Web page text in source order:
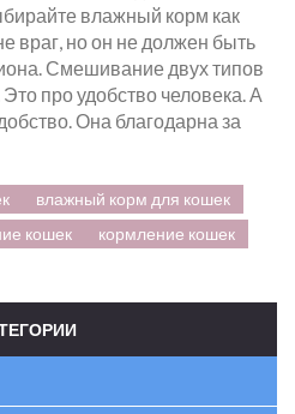
влажный корм как
враг, но он не должен быть
Смешивание двух типов
про удобство человека. А
Она благодарна за
влажный корм для кошек
кошек кормление кошек